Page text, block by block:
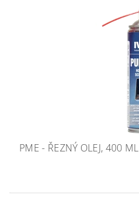
PME - ŘEZNÝ OLEJ, 400 ML